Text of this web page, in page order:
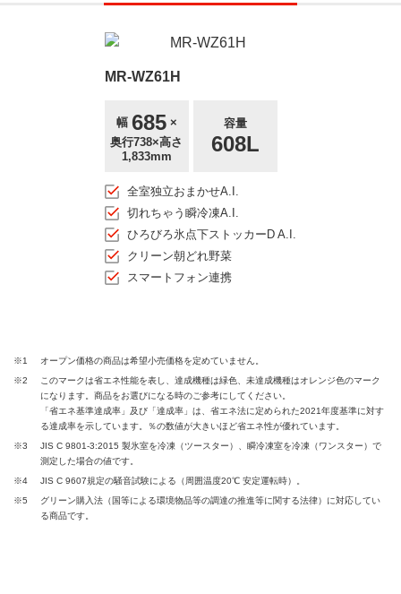
MR-WZ61H
幅 685 ×
奥行738×高さ
1,833mm
容量
608L
全室独立おまかせA.I.
切れちゃう瞬冷凍A.I.
ひろびろ氷点下ストッカーD A.I.
クリーン朝どれ野菜
スマートフォン連携
※1
オープン価格の商品は希望小売価格を定めていません。
※2
このマークは省エネ性能を表し、達成機種は緑色、未達成機種はオレンジ色のマーク
になります。商品をお選びになる時のご参考にしてください。
「省エネ基準達成率」及び「達成率」は、省エネ法に定められた2021年度基準に対す
る達成率を示しています。％の数値が大きいほど省エネ性が優れています。
※3
JIS C 9801-3:2015 製氷室を冷凍（ツースター）、瞬冷凍室を冷凍（ワンスター）で
測定した場合の値です。
※4
JIS C 9607規定の騒音試験による（周囲温度20℃ 安定運転時）。
※5
グリーン購入法（国等による環境物品等の調達の推進等に関する法律）に対応してい
る商品です。